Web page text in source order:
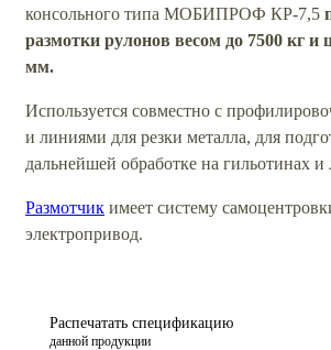
консольного типа МОБИПРОФ КР-7,5
размотки рулонов весом до 7500 кг и
мм.
Используется совместно с
и линиями для резки металла, для
дальнейшей обработке на гильотинах и
Размотчик имеет систему
электропривод.
Распечатать спецификацию
данной продукции